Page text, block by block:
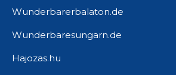
Wunderbarerbalaton.de
Wunderbaresungarn.de
Hajozas.hu